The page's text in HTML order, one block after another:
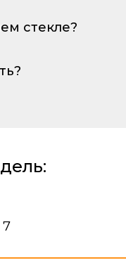
стекле?
7